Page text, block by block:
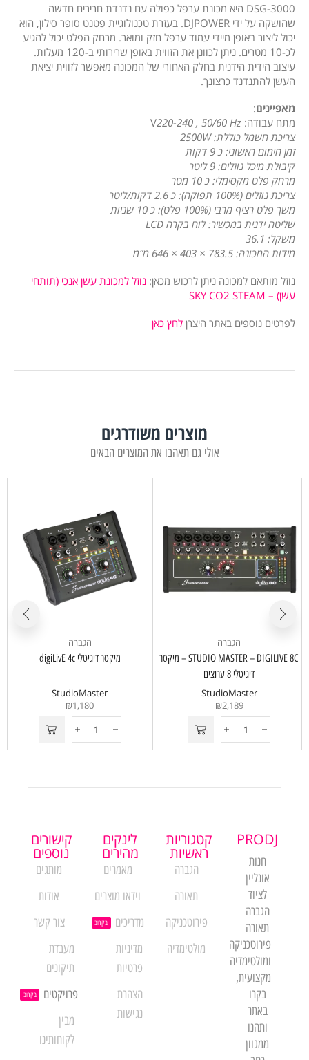
DSG-3000 היא מכונת ערפל כפולה עם נדנדת חרירים חדשה
שהושקה על ידי DJPOWER. בעזרת טכנולוגיית פטנט סופר סילון, הוא
יכול ליצור באופן מיידי עמוד ערפל חזק ומואר. מרחק הפלט יכול להגיע
לכ-10 מטרים. ניתן לכוונן את הזווית באופן שרירותי ב-120 מעלות.
עיצוב הידית הידנית בחלק האחורי של המכונה מאפשר לזווית יציאת
העשן להתנדנד כרצונך.
מאפיינים:
מתח עבודה: V 220-240 , 50/60 Hz
צריכת חשמל כוללת: 2500W
זמן חימום ראשוני: כ 9 דקות
קיבולת מיכל נוזלים: 9 ליטר
מרחק פלט מקסימלי: כ 10 מטר
צריכת נוזלים (100% תפוקה): כ 2.6 דקות/ליטר
משך פלט רציף מרבי (100% פלט): כ 10 שניות
שליטה ידנית במכשיר: לוח בקרה LCD
משקל: 36.1
מידות המכונה: 783.5 × 403 × 646 מ”מ
נוזל מותאם למכונה ניתן לרכוש מכאן: נוזל למכונת עשן אנכי (תותחי
עשן) – SKY CO2 STEAM
לפרטים נוספים באתר היצרן לחץ כאן
מוצרים משודרגים
אולי גם תאהבו את המוצרים הבאים
הגברה
STUDIO MASTER – DIGILIVE 8C – מיקסר
דיגיטלי 8 ערוצים
StudioMaster
₪2,189
הגברה
מיקסר דיגיטלי digiLivE 4c
StudioMaster
₪1,180
PRODJ
חנות
אונליין
לציוד
הגברה
תאורה
פירוטכניקה
ומולטימדיה
מקצועית,
בקרו
באתר
ותהנו
ממגוון
קטגוריות
ראשיות
הגברה
תאורה
פירוטכניקה
מולטימדיה
לינקים
מהירים
מאמרים
וידאו מוצרים
מדריכים
בקרוב
מדיניות
פרטיות
הצהרת
נגישות
קישורים
נוספים
מותגים
אודות
צור קשר
מעבדת
תיקונים
פרויקטים
בקרוב
מבין
לקוחותינו